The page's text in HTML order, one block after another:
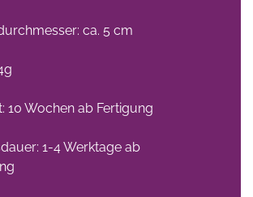
ca. 5 cm
10 Wochen ab Fertigung
1-4 Werktage ab